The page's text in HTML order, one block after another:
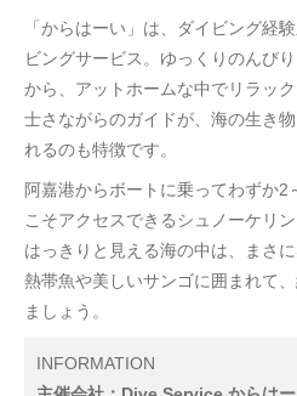
「からはーい」は、ダイビング経
ビングサービス。ゆっくりのんび
から、アットホームな中でリラッ
士さながらのガイドが、海の生き
れるのも特徴です。
阿嘉港からボートに乗ってわずか2
こそアクセスできるシュノーケリ
はっきりと見える海の中は、まさ
熱帯魚や美しいサンゴに囲まれて
ましょう。
INFORMATION